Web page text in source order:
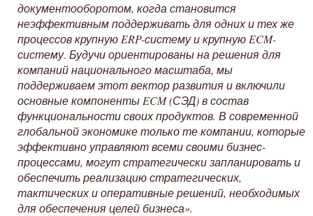
документооборотом, когда становится
неэффективным поддерживать для одних и тех же
процессов крупную ERP-систему и крупную ECM-
систему. Будучи ориентированы на решения для
компаний национального масштаба, мы
поддерживаем этот вектор развития и включили
основные компоненты ECM (СЭД) в состав
функциональности своих продуктов. В современной
глобальной экономике только те компании, которые
эффективно управляют всеми своими бизнес-
процессами, могут стратегически запланировать и
обеспечить реализацию стратегических,
тактических и оперативные решений, необходимых
для обеспечения целей бизнеса».